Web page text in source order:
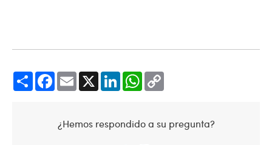
Share Facebook Email LinkedIn WhatsApp
¿Hemos respondido a su pregunta?